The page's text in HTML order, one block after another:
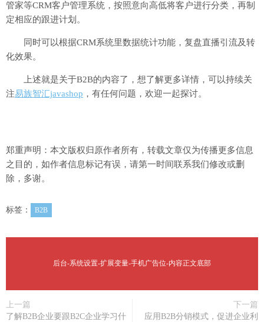
管家等CRM客户管理系统，按照意向高低将客户进行分类，再制
定相应的跟进计划。
同时可以根据CRM系统里数据统计功能，复盘直播引流及转
化效果。
上述就是关于B2B的内容了，想了解更多详情，可以持续关
注易族智汇javashop ，有任何问题，欢迎一起探讨。
郑重声明：本文版权归原作者所有，转载文章仅为传播更多信息
之目的，如作者信息标记有误，请第一时间联系我们修改或删
除，多谢。
标签： B2B
后台-系统设置-扩展变量-手机广告位-内容正文底部
上一篇
了解B2B企业要跟B2C企业学习什
下一篇
应用B2B分销模式，促进企业利